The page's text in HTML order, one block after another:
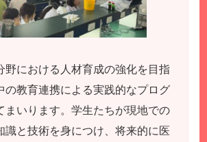
野における人材育成の強化を目指
の教育連携による実践的なプログ
まいります。学生たちが現地での
識と技術を身につけ、将来的に医